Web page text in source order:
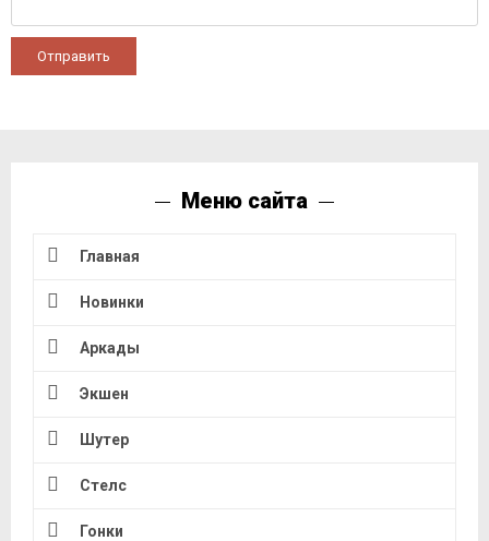
Отправить
Меню сайта
Главная
Новинки
Аркады
Экшен
Шутер
Стелс
Гонки